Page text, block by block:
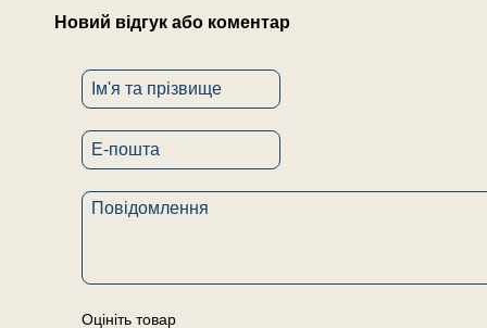
Новий відгук або коментар
Оцініть товар